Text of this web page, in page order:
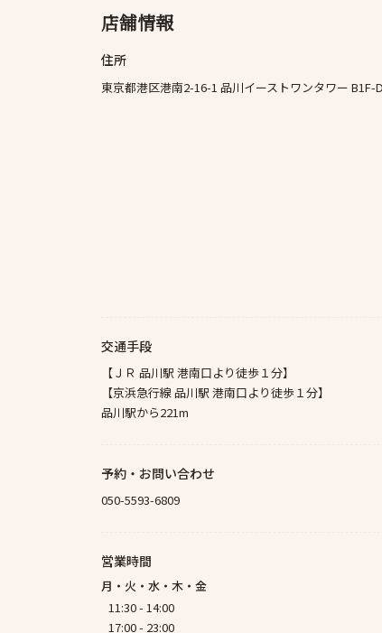
店舗情報
住所
東京都港区港南2-16-1 品川イーストワンタワー B1F-D
交通手段
【ＪＲ 品川駅 港南口より徒歩１分】
【京浜急行線 品川駅 港南口より徒歩１分】
品川駅から221m
予約・お問い合わせ
050-5593-6809
営業時間
月・火・水・木・金
11:30 - 14:00
17:00 - 23:00